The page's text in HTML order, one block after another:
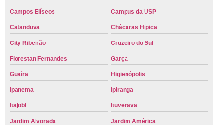
Campos Elíseos Campus da USP
Catanduva Chácaras Hípica
City Ribeirão Cruzeiro do Sul
Florestan Fernandes Garça
Guaíra Higienópolis
Ipanema Ipiranga
Itajobi Ituverava
Jardim Alvorada Jardim América